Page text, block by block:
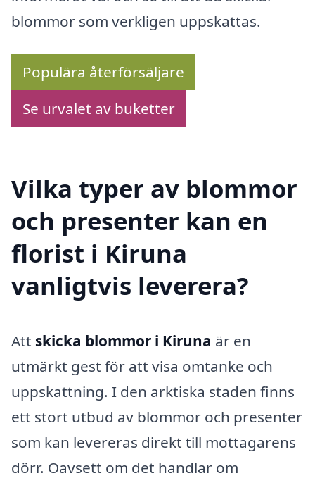
blommor som verkligen uppskattas.
Populära återförsäljare
Se urvalet av buketter
Vilka typer av blommor
och presenter kan en
florist i Kiruna
vanligtvis leverera?
Att skicka blommor i Kiruna är en
utmärkt gest för att visa omtanke och
uppskattning. I den arktiska staden finns
ett stort utbud av blommor och presenter
som kan levereras direkt till mottagarens
dörr. Oavsett om det handlar om